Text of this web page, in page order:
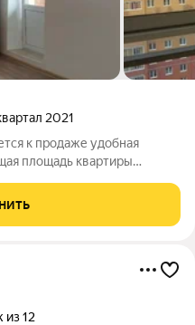
2021
к продаже удобная
площадь квартиры
в 2021 году.
из 12